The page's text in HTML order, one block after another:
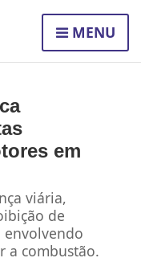
MENU
em
viária,
de
envolvendo
a combustão.